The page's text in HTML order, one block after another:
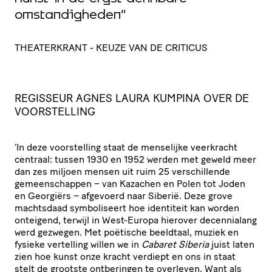
omstandigheden”
THEATERKRANT - KEUZE VAN DE CRITICUS
REGISSEUR AGNES LAURA KUMPINA OVER DE
VOOR­STEL­LING
‘In deze voor­stel­ling staat de menselijke veerkracht
centraal: tussen 1930 en 1952 werden met geweld meer
dan zes miljoen mensen uit ruim 25 verschil­lende
gemeen­schappen – van Kazachen en Polen tot Joden
en Georgiërs – afgevoerd naar Siberië. Deze grove
machtsdaad symbo­li­seert hoe identiteit kan worden
onteigend, terwijl in West-Europa hierover decen­nia­lang
werd gezwegen. Met poëtische beeldtaal, muziek en
fysieke vertelling willen we in Cabaret Siberiajuist laten
zien hoe kunst onze kracht verdiept en ons in staat
stelt de grootste ontberingen te overleven. Want als